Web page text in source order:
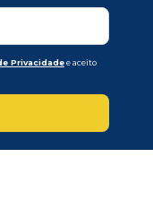
Privacidadee aceito